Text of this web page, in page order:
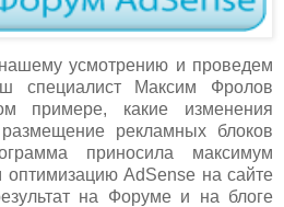
усмотрению и проведем
специалист Максим Фролов
примере, какие изменения
рекламных блоков
приносила максимум
AdSense на сайте
на Форуме и на блоге